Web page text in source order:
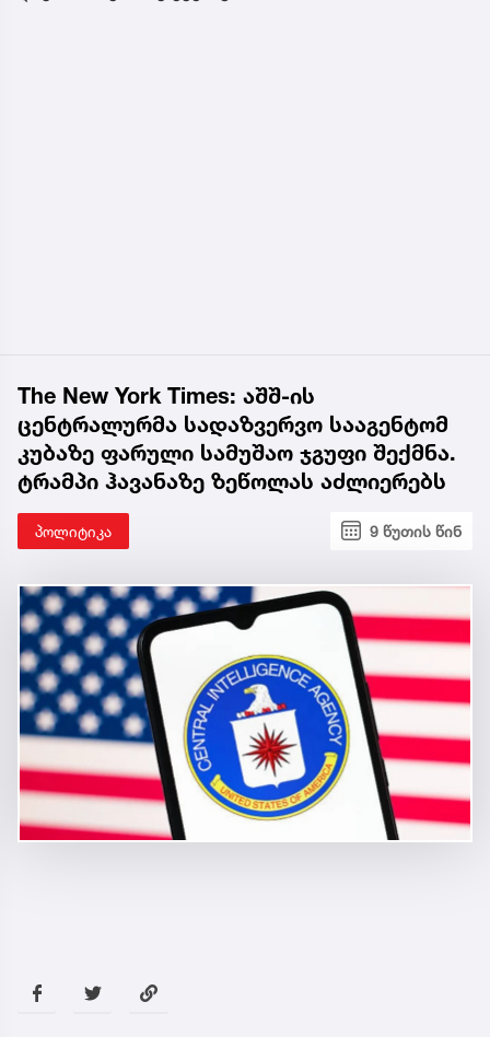
The New York Times: აშშ-ის
ცენტრალურმა სადაზვერვო სააგენტომ
კუბაზე ფარული სამუშაო ჯგუფი შექმნა.
ტრამპი ჰავანაზე ზეწოლას აძლიერებს
პოლიტიკა 9 წუთის წინ